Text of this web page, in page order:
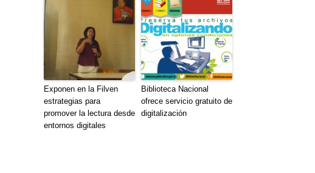
Exponen en la Filven
estrategias para
promover la lectura desde
entornos digitales
Biblioteca Nacional
ofrece servicio gratuito de
digitalización